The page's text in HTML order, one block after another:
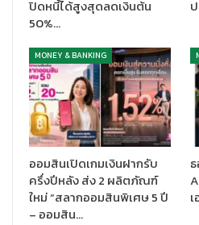
Financial Officer
บริษัท เอสซีบี เท็น
เป็นพันธมิตรร่วมกับบริษัท ซึ่งเป็นส่ว
10X เพื่อพัฒนาขีดความสามารถในกา
ภูมิภาค กลยุทธ์ในก้าวนี้ของเราแสด
จะพัฒนานวัตกรรมที่เพิ่มขีดความสาม
ประกอบกับ SCB 10X เข้าใจและเชื่อมั่
ธุรกิจบริการเป็นอุตสาหกรรมที่ช่วยก
ว่าก่อนหรือหลังจากสถานการณ์โรคร
ความยินดีเป็นอย่างยิ่งที่ได้ร่วมทุนกับ
ระดับสากล และเป็นผู้นำในการให้บริ
ปิดหนี้ได้สูงสุดลดเงินต้น
50%…
MONEY & BANKING
ออมสินเปิดเกมเงินฝากรับ
ครึ่งปีหลัง ส่ง 2 ผลิตภัณฑ์
ใหม่ “สลากออมสินพิเศษ 5 ปี
– ออมสิน…